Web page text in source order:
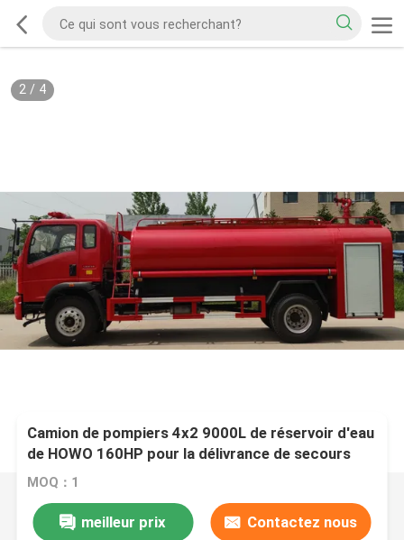
2/ 4
Camion de pompiers 4x2 9000L de réservoir d'eau
de HOWO 160HP pour la délivrance de secours
MOQ：1
meilleur prix Contactez nous